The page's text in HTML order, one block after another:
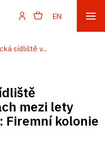
EN
sídliště v...
mezi lety
Firemní kolonie